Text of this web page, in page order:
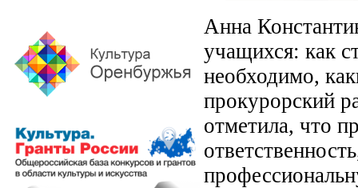
Анна
учащихся: как
необходимо,
прокурорский
отметила, что